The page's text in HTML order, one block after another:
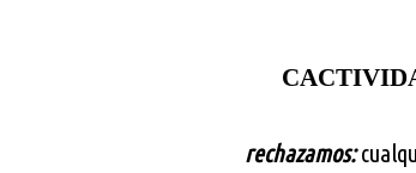
rechazamos: